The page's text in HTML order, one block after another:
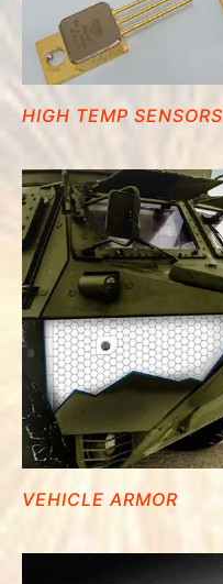
HIGH TEMP SENSORS
VEHICLE ARMOR